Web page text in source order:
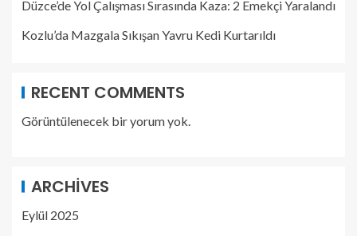
Düzce’de Yol Çalışması Sırasında Kaza: 2 Emekçi Yaralandı
Kozlu’da Mazgala Sıkışan Yavru Kedi Kurtarıldı
RECENT COMMENTS
Görüntülenecek bir yorum yok.
ARCHIVES
Eylül 2025